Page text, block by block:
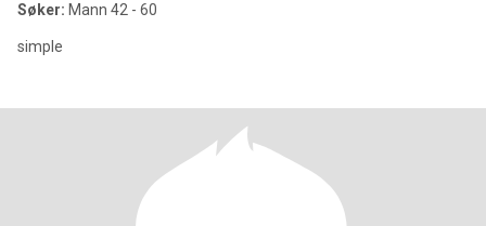
Søker: Mann 42 - 60
simple